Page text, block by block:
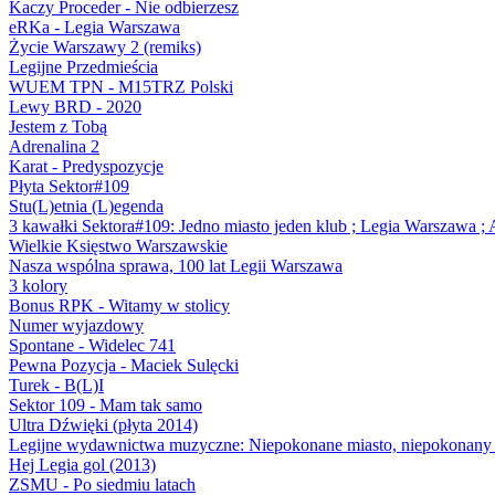
Kaczy Proceder - Nie odbierzesz
eRKa - Legia Warszawa
Życie Warszawy 2 (remiks)
Legijne Przedmieścia
WUEM TPN - M15TRZ Polski
Lewy BRD - 2020
Jestem z Tobą
Adrenalina 2
Karat - Predyspozycje
Płyta Sektor#109
Stu(L)etnia (L)egenda
3 kawałki Sektora#109: Jedno miasto jeden klub ; Legia Warszawa ;
Wielkie Księstwo Warszawskie
Nasza wspólna sprawa, 100 lat Legii Warszawa
3 kolory
Bonus RPK - Witamy w stolicy
Numer wyjazdowy
Spontane - Widelec 741
Pewna Pozycja - Maciek Sulęcki
Turek - B(L)I
Sektor 109 - Mam tak samo
Ultra Dźwięki (płyta 2014)
Legijne wydawnictwa muzyczne: Niepokonane miasto,
Hej Legia gol (2013)
ZSMU - Po siedmiu latach